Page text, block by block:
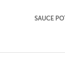
SAUCE